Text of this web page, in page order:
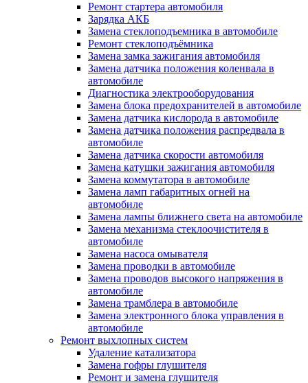
Ремонт стартера автомобиля
Зарядка АКБ
Замена стеклоподъемника в автомобиле
Ремонт стеклоподъёмника
Замена замка зажигания автомобиля
Замена датчика положения коленвала в
автомобиле
Диагностика электрооборудования
Замена блока предохранителей в автомобиле
Замена датчика кислорода в автомобиле
Замена датчика положения распредвала в
автомобиле
Замена датчика скорости автомобиля
Замена катушки зажигания автомобиля
Замена коммутатора в автомобиле
Замена ламп габаритных огней на
автомобиле
Замена лампы ближнего света на автомобиле
Замена механизма стеклоочистителя в
автомобиле
Замена насоса омывателя
Замена проводки в автомобиле
Замена проводов высокого напряжения в
автомобиле
Замена трамблера в автомобиле
Замена электронного блока управления в
автомобиле
Ремонт выхлопных систем
Удаление катализатора
Замена гофры глушителя
Ремонт и замена глушителя